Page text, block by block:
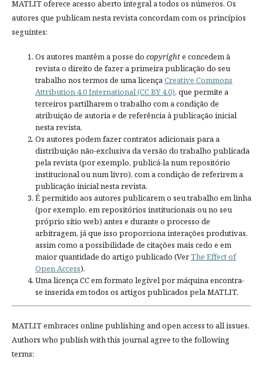
MATLIT oferece acesso aberto integral a todos os números. Os
autores que publicam nesta revista concordam com os princípios
seguintes:
Os autores mantêm a posse do copyrighte concedem à
revista o direito de fazer a primeira publicação do seu
trabalho nos termos de uma licença Creative Commons
Attribution 4.0 International (CC BY 4.0), que permite a
terceiros partilharem o trabalho com a condição de
atribuição de autoria e de referência à publicação inicial
nesta revista.
Os autores podem fazer contratos adicionais para a
distribuição não-exclusiva da versão do trabalho publicada
pela revista (por exemplo, publicá-la num repositório
institucional ou num livro), com a condição de referirem a
publicação inicial nesta revista.
É permitido aos autores publicarem o seu trabalho em linha
(por exemplo, em repositórios institucionais ou no seu
próprio sítio web) antes e durante o processo de
arbitragem, já que isso proporciona interações produtivas,
assim como a possibilidade de citações mais cedo e em
maior quantidade do artigo publicado (VerThe Effect of
Open Access).
Uma licença CC em formato legível por máquina encontra-
se inserida em todos os artigos publicados pela MATLIT.
MATLIT embraces online publishing and open access to all issues.
Authors who publish with this journal agree to the following
terms: